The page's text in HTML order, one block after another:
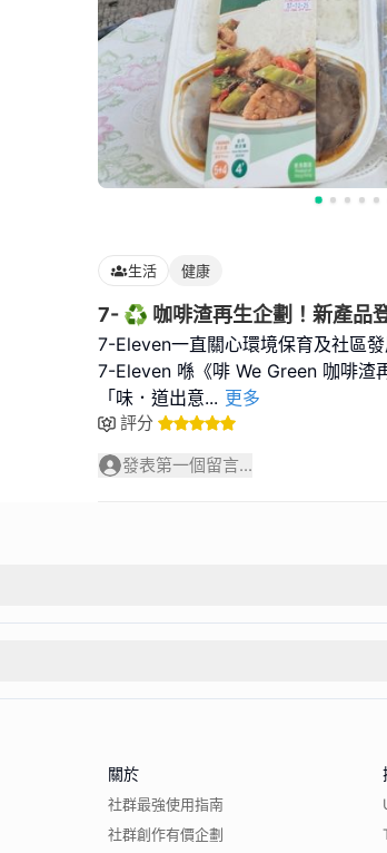
生活 健康
7- ♻️ 咖啡渣再生企劃！新產品
7-Eleven一直關心環境保育及社區
7-Eleven 喺《啡 We Green 咖啡渣
「味．道出意... 更多
評分
發表第一個留言...
關於
社群最強使用指南
社群創作有價企劃